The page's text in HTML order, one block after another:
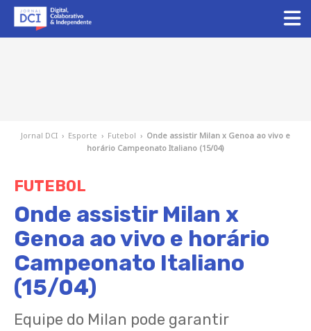
Jornal DCI › Esporte › Futebol › Onde assistir Milan x Genoa ao vivo e
horário Campeonato Italiano (15/04)
FUTEBOL
Onde assistir Milan x
Genoa ao vivo e horário
Campeonato Italiano
(15/04)
Equipe do Milan pode garantir